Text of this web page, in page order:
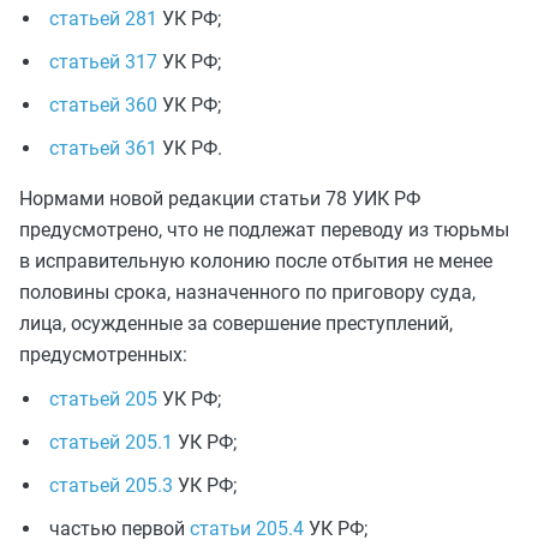
статьей 281 УК РФ;
статьей 317 УК РФ;
статьей 360 УК РФ;
статьей 361 УК РФ.
Нормами новой редакции статьи 78 УИК РФ
предусмотрено, что не подлежат переводу из тюрьмы
в исправительную колонию после отбытия не менее
половины срока, назначенного по приговору суда,
лица, осужденные за совершение преступлений,
предусмотренных:
статьей 205 УК РФ;
статьей 205.1 УК РФ;
статьей 205.3 УК РФ;
частью первой статьи 205.4 УК РФ;